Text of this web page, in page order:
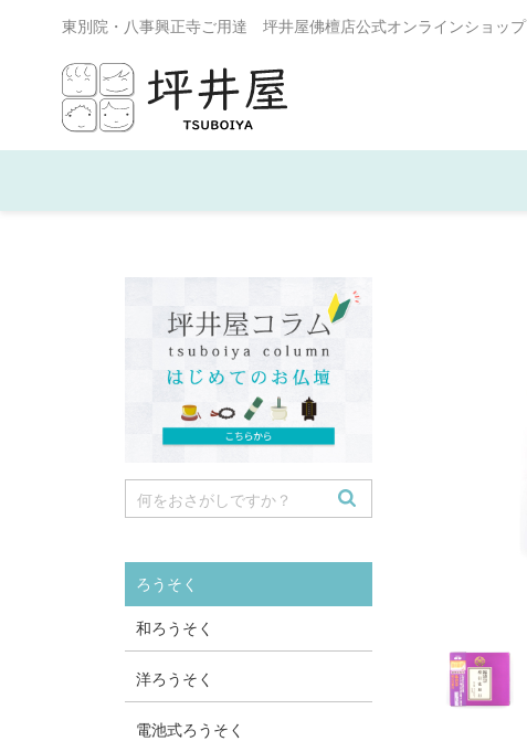
東別院・八事興正寺ご用達 坪井屋佛檀店公式オンラインショップ
ろうそく
和ろうそく
洋ろうそく
電池式ろうそく